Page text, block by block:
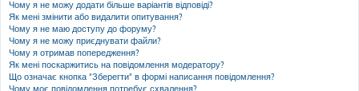
Чому я не можу додати більше варіантів відповіді?
Як мені змінити або видалити опитування?
Чому я не маю доступу до форуму?
Чому я не можу приєднувати файли?
Чому я отримав попередження?
Як мені поскаржитись на повідомлення модератору?
Що означає кнопка "Зберегти" в формі написання повідомлення?
Чому моє повідомлення потребує схвалення?